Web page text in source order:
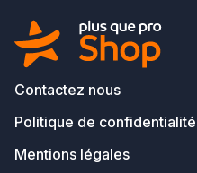
Contactez nous
Politique de confidentialité
Mentions légales